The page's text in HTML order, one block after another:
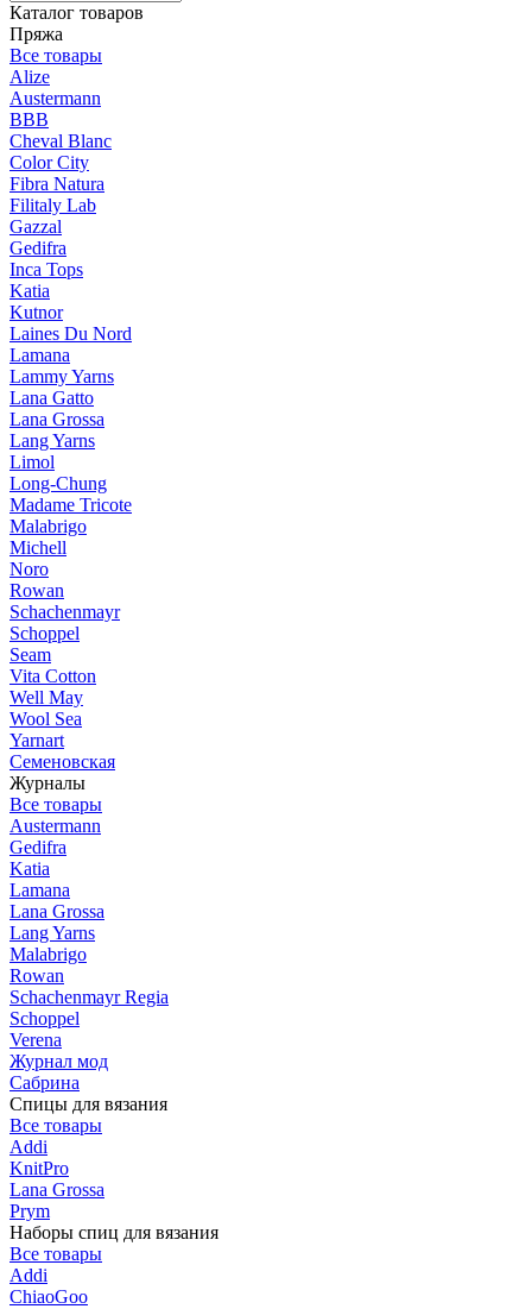
Каталог товаров
Пряжа
Все товары
Alize
Austermann
BBB
Cheval Blanc
Color City
Fibra Natura
Filitaly Lab
Gazzal
Gedifra
Inca Tops
Katia
Kutnor
Laines Du Nord
Lamana
Lammy Yarns
Lana Gatto
Lana Grossa
Lang Yarns
Limol
Long-Chung
Madame Tricote
Malabrigo
Michell
Noro
Rowan
Schachenmayr
Schoppel
Seam
Vita Cotton
Well May
Wool Sea
Yarnart
Семеновская
Журналы
Все товары
Austermann
Gedifra
Katia
Lamana
Lana Grossa
Lang Yarns
Malabrigo
Rowan
Schachenmayr Regia
Schoppel
Verena
Журнал мод
Сабрина
Спицы для вязания
Все товары
Addi
KnitPro
Lana Grossa
Prym
Наборы спиц для вязания
Все товары
Addi
ChiaoGoo